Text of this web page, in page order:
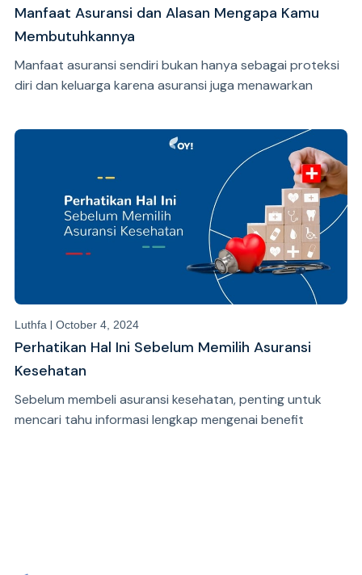
Manfaat Asuransi dan Alasan Mengapa Kamu
Membutuhkannya
Manfaat asuransi sendiri bukan hanya sebagai proteksi
diri dan keluarga karena asuransi juga menawarkan
Luthfa | October 4, 2024
Perhatikan Hal Ini Sebelum Memilih Asuransi
Kesehatan
Sebelum membeli asuransi kesehatan, penting untuk
mencari tahu informasi lengkap mengenai benefit